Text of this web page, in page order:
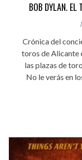
BOB DYLAN. EL
Crónica del
toros de Alicante
las plazas de
No le verás en